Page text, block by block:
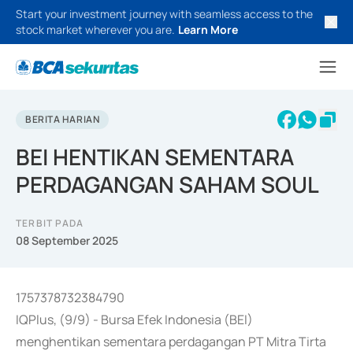
Start your investment journey with seamless access to the
stock market wherever you are. Learn More
BERITA HARIAN
BEI HENTIKAN SEMENTARA
PERDAGANGAN SAHAM SOUL
TERBIT PADA
08 September 2025
1757378732384790
IQPlus, (9/9) - Bursa Efek Indonesia (BEI)
menghentikan sementara perdagangan PT Mitra Tirta